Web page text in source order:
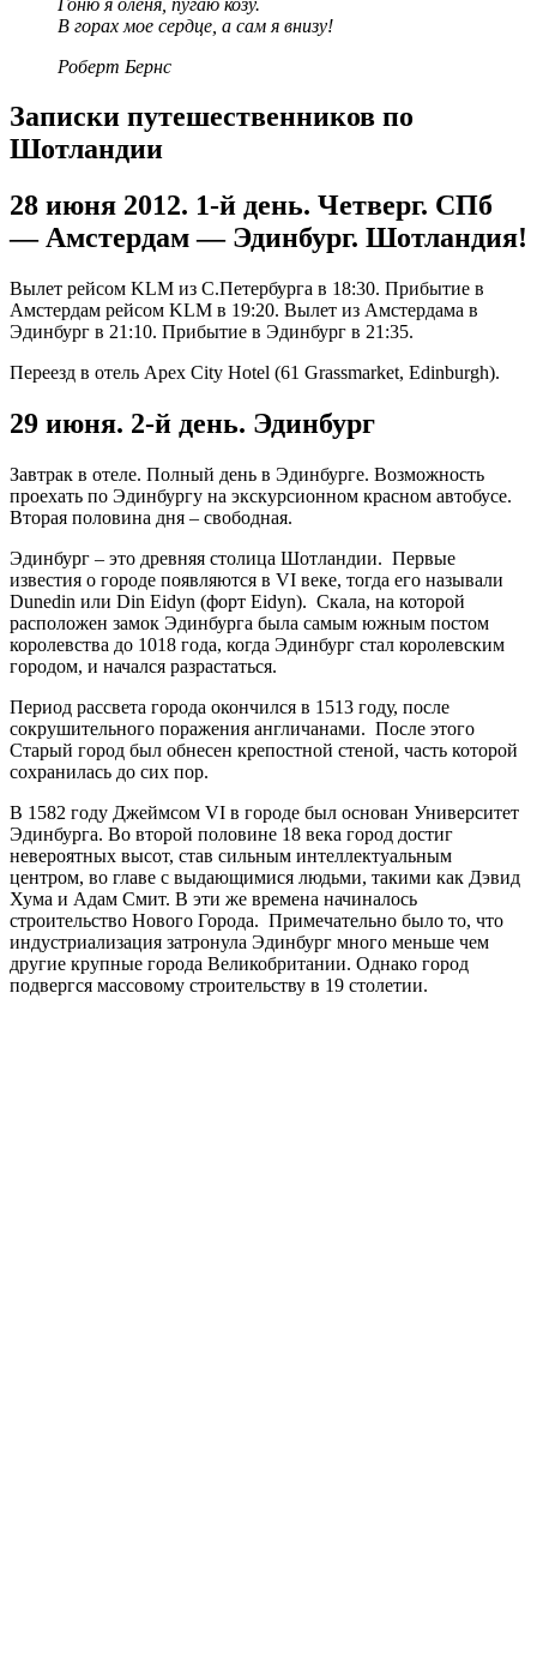
В горах мое сердце, а сам я внизу!
Роберт Бернс
Записки путешественников по
Шотландии
28 июня 2012. 1-й день. Четверг. СПб
— Амстердам — Эдинбург. Шотландия!
Вылет рейсом KLM из С.Петербурга в 18:30. Прибытие в
Амстердам рейсом KLM в 19:20. Вылет из Амстердама в
Эдинбург в 21:10. Прибытие в Эдинбург в 21:35.
Переезд в отель Apex City Hotel (61 Grassmarket, Edinburgh).
29 июня. 2-й день. Эдинбург
Завтрак в отеле. Полный день в Эдинбурге. Возможность
проехать по Эдинбургу на экскурсионном красном автобусе.
Вторая половина дня – свободная.
Эдинбург – это древняя столица Шотландии. Первые
известия о городе появляются в VI веке, тогда его называли
Dunedin или Din Eidyn (форт Eidyn). Скала, на которой
расположен замок Эдинбурга была самым южным постом
королевства до 1018 года, когда Эдинбург стал королевским
городом, и начался разрастаться.
Период рассвета города окончился в 1513 году, после
сокрушительного поражения англичанами. После этого
Старый город был обнесен крепостной стеной, часть которой
сохранилась до сих пор.
В 1582 году Джеймсом VI в городе был основан Университет
Эдинбурга. Во второй половине 18 века город достиг
невероятных высот, став сильным интеллектуальным
центром, во главе с выдающимися людьми, такими как Дэвид
Хума и Адам Смит. В эти же времена начиналось
строительство Нового Города. Примечательно было то, что
индустриализация затронула Эдинбург много меньше чем
другие крупные города Великобритании. Однако город
подвергся массовому строительству в 19 столетии.